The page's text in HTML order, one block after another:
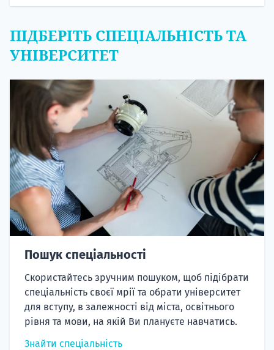
ПІДБЕРІТЬ СПЕЦІАЛЬНІСТЬ ТА
УНІВЕРСИТЕТ
Пошук спеціальності
Скористайтесь зручним пошуком, щоб підібрати
спеціальність своєї мрії та обрати університет
для вступу, в залежності від міста, освітнього
рівня та мови, на якій Ви плануєте навчатись.
Знайти спеціальність